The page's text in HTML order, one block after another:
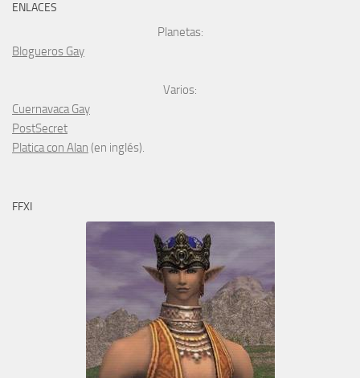
ENLACES
Planetas:
Blogueros Gay
Varios:
Cuernavaca Gay
PostSecret
Platica con Alan (en inglés).
FFXI